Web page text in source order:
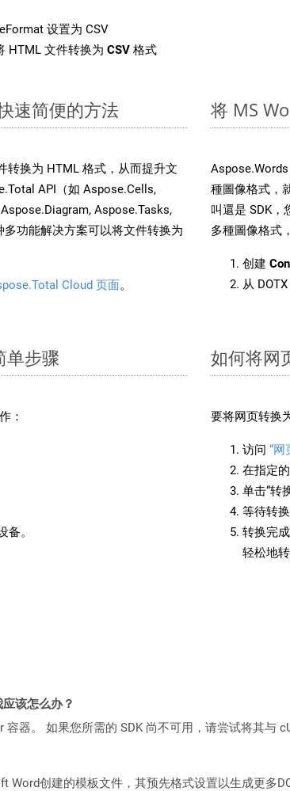
设置为 CSV
HTML 文件转换为 CSV 格式
速简便的方法
转换为 HTML 格式，从而提升文
API（如 Aspose.Cells,
Aspose.Tasks,
功能解决方案可以将文件转换为
Cloud 页面。
将 MS
種圖像格式，
叫還是 SDK，
多種圖像格式
创建
从
单步骤
：
。
如何将网
要将网页转换
访问 “网
在指定
单击“转
等待转换
转换完
轻松地
该怎么办？
器。 如果您所需的 SDK 尚不可用，请尝试将其与
Word创建的模板文件，其预先格式设置以生成更多